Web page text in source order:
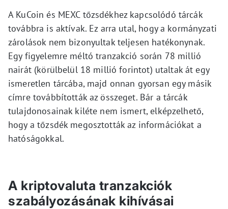
A KuCoin és MEXC tőzsdékhez kapcsolódó tárcák
továbbra is aktívak. Ez arra utal, hogy a kormányzati
zárolások nem bizonyultak teljesen hatékonynak.
Egy figyelemre méltó tranzakció során 78 millió
nairát (körülbelül 18 millió forintot) utaltak át egy
ismeretlen tárcába, majd onnan gyorsan egy másik
címre továbbították az összeget. Bár a tárcák
tulajdonosainak kiléte nem ismert, elképzelhető,
hogy a tőzsdék megosztották az információkat a
hatóságokkal.
A kriptovaluta tranzakciók
szabályozásának kihívásai